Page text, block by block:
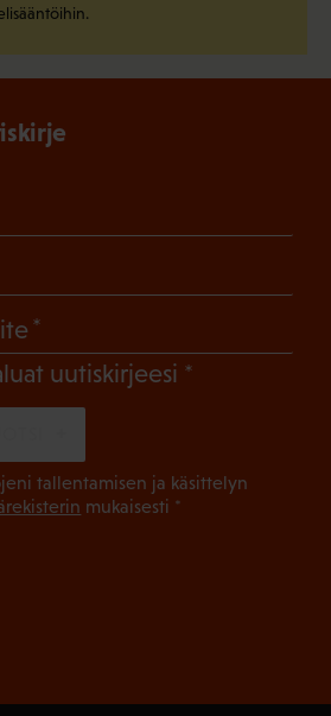
uutiskirjeesi (Pakollinen)
tallentamisen ja käsittelyn
mukaisesti *